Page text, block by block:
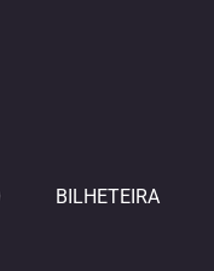
BILHETEIRA